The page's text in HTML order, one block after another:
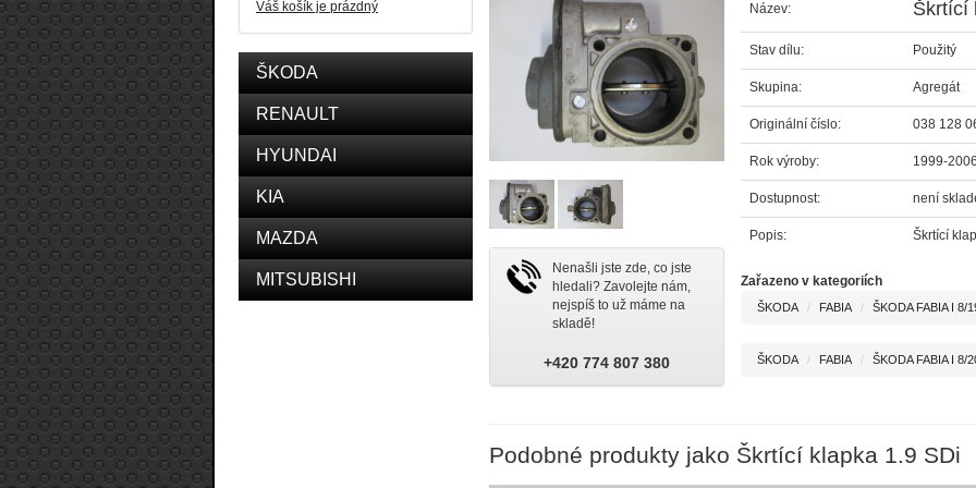
Váš košík je prázdný
ŠKODA
RENAULT
HYUNDAI
KIA
MAZDA
MITSUBISHI
Nenašli jste zde, co jste
hledali? Zavolejte nám,
nejspíš to už máme na
skladě!
+420 774 807 380
Název: Škrtící
Stav dílu: Použitý
Skupina: Agregát
Originální číslo: 038 128
Rok výroby: 1999-
Dostupnost: není
Popis: Škrtící
Zařazeno v kategoriích
ŠKODA FABIA ŠKODA FABIA I 8/
ŠKODA FABIA ŠKODA FABIA I 8/
Podobné produkty jako Škrtící klapka 1.9 SDi